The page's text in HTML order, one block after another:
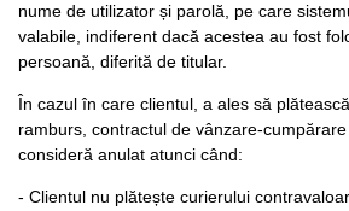
nume de utilizator și parolă, pe care
valabile, indiferent dacă acestea au fost
persoană, diferită de titular.
În cazul în care clientul, a ales să
ramburs, contractul de vânzare-
consideră anulat atunci când:
- Clientul nu plătește curierului